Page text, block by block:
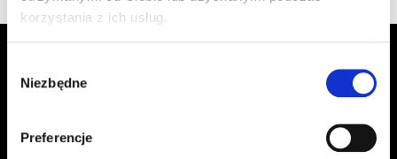
korzystania z ich usług.
zgody
Niezbędne
Preferencje
otrzymywać informacje o aktualnych
Adres email
Zapisz się